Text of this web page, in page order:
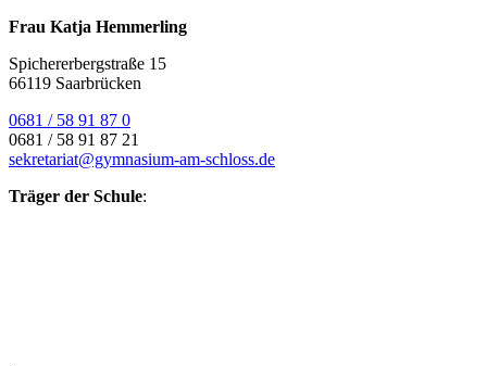
Frau Katja Hemmerling
Spichererbergstraße 15
66119 Saarbrücken
0681 / 58 91 87 0
0681 / 58 91 87 21
sekretariat@gymnasium-am-schloss.de
Träger der Schule: